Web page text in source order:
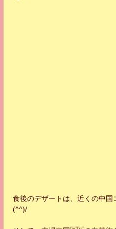
食後のデザートは、近くの中国
(^^)/